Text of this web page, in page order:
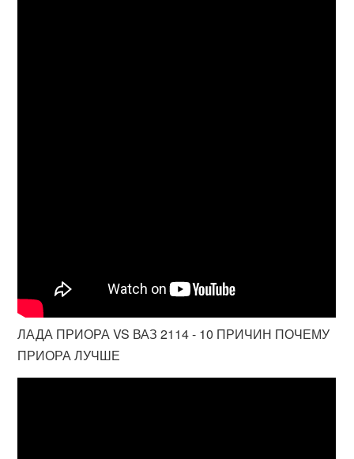
ЛАДА ПРИОРА VS ВАЗ 2114 - 10 ПРИЧИН ПОЧЕМУ
ПРИОРА ЛУЧШЕ